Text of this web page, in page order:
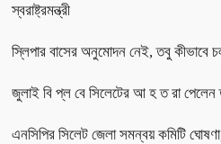
স্বরাষ্ট্রমন্ত্রী
স্লিপার বাসের অনুমোদন নেই, তবু কীভাবে
জুলাই বি প্ল বে সিলেটের আ হ ত রা পেলেন
এনসিপির সিলেট জেলা সমন্বয় কমিটি